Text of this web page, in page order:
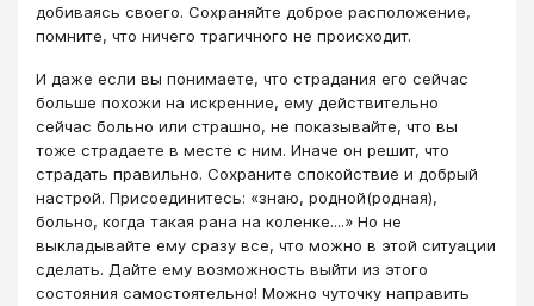
добиваясь своего. Сохраняйте доброе расположение,
помните, что ничего трагичного не происходит.
И даже если вы понимаете, что страдания его сейчас
больше похожи на искренние, ему действительно
сейчас больно или страшно, не показывайте, что вы
тоже страдаете в месте с ним. Иначе он решит, что
страдать правильно. Сохраните спокойствие и добрый
настрой. Присоединитесь: «знаю, родной(родная),
больно, когда такая рана на коленке....» Но не
выкладывайте ему сразу все, что можно в этой ситуации
сделать. Дайте ему возможность выйти из этого
состояния самостоятельно! Можно чуточку направить